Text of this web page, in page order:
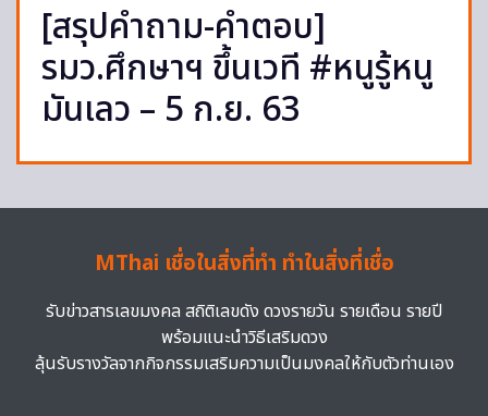
[สรุปคำถาม-คำตอบ]
รมว.ศึกษาฯ ขึ้นเวที #หนูรู้หนู
มันเลว – 5 ก.ย. 63
MThai เชื่อในสิ่งที่ทำ ทำในสิ่งที่เชื่อ
รับข่าวสารเลขมงคล สถิติเลขดัง ดวงรายวัน รายเดือน รายปี
พร้อมแนะนำวิธีเสริมดวง
ลุ้นรับรางวัลจากกิจกรรมเสริมความเป็นมงคลให้กับตัวท่านเอง